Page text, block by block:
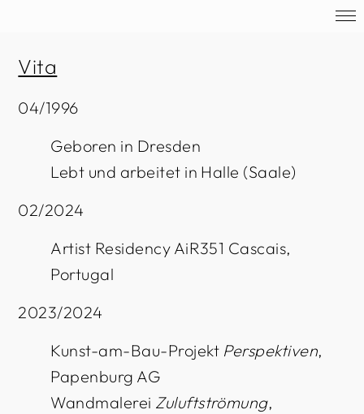
Vita
04/1996
Geboren in Dresden
Lebt und arbeitet in Halle (Saale)
02/2024
Artist Residency AiR351 Cascais,
Portugal
2023/2024
Kunst-am-Bau-Projekt Perspektiven,
Papenburg AG
Wandmalerei Zuluftströmung,